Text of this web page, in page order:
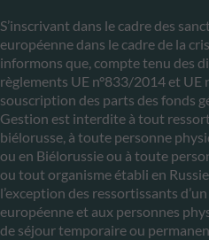
S’inscrivant dans le cadre des
européenne dans le cadre de la
informons que, compte tenu des
règlements UE n°833/2014 et UE
souscription des parts des fonds
Gestion est interdite à tout
biélorusse, à toute personne
ou en Biélorussie ou à toute
ou tout organisme établi en
l’exception des ressortissants
européenne et aux personnes
de séjour temporaire ou